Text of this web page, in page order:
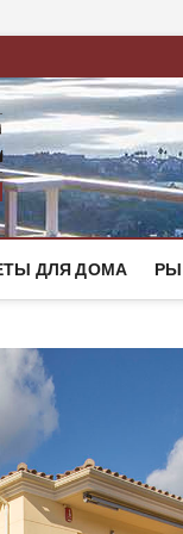
ЭЛИТНЫЕ ДОМА НА
ДЛЯ ДОМА